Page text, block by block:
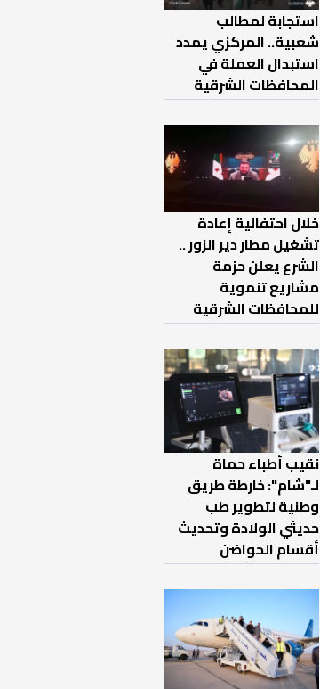
استجابة لمطالب
شعبية.. المركزي يمدد
استبدال العملة في
المحافظات الشرقية
خلال احتفالية إعادة
تشغيل مطار دير الزور ..
الشرع يعلن حزمة
مشاريع تنموية
للمحافظات الشرقية
نقيب أطباء حماة
لـ"شام": خارطة طريق
وطنية لتطوير طب
حديثي الولادة وتحديث
أقسام الحواضن